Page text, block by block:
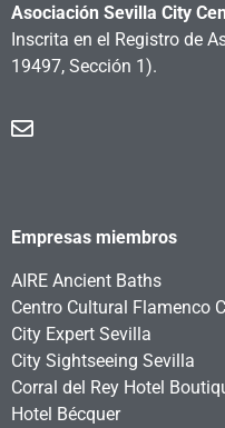
Asociación Sevilla City
Inscrita en el Registro de
19497, Sección 1).
Empresas miembros
AIRE Ancient Baths
Centro Cultural Flamenco
City Expert Sevilla
City Sightseeing Sevilla
Corral del Rey Hotel
Hotel Bécquer